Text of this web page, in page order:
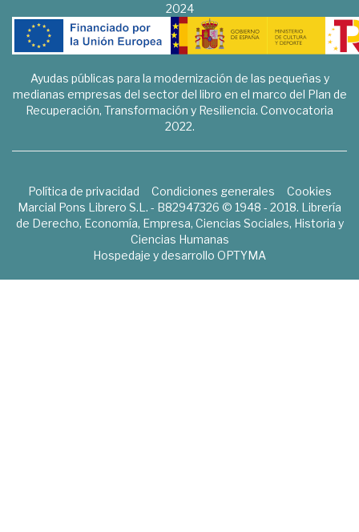
2024
Ayudas públicas para la modernización de las pequeñas y
medianas empresas del sector del libro en el marco del Plan de
Recuperación, Transformación y Resiliencia. Convocatoria
2022.
Política de privacidad Condiciones generales
Cookies
Marcial Pons Librero S.L. - B82947326 © 1948 - 2018. Librería
de Derecho, Economía, Empresa, Ciencias Sociales, Historia y
Ciencias Humanas
Hospedaje y desarrollo OPTYMA